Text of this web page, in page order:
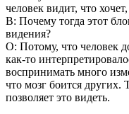
человек видит, что
В: Почему тогда этот
видения?
О: Потому, что человек
как-то
воспринимать много
что мозг боится других.
позволяет это видеть.